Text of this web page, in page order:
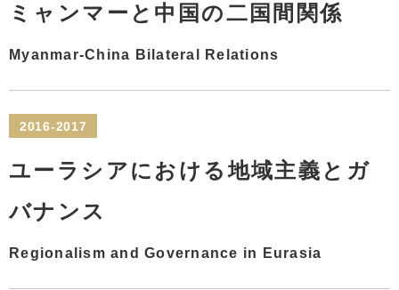
ミャンマーと中国の二国間関係
Myanmar-China Bilateral Relations
2016-2017
ユーラシアにおける地域主義とガ
バナンス
Regionalism and Governance in Eurasia